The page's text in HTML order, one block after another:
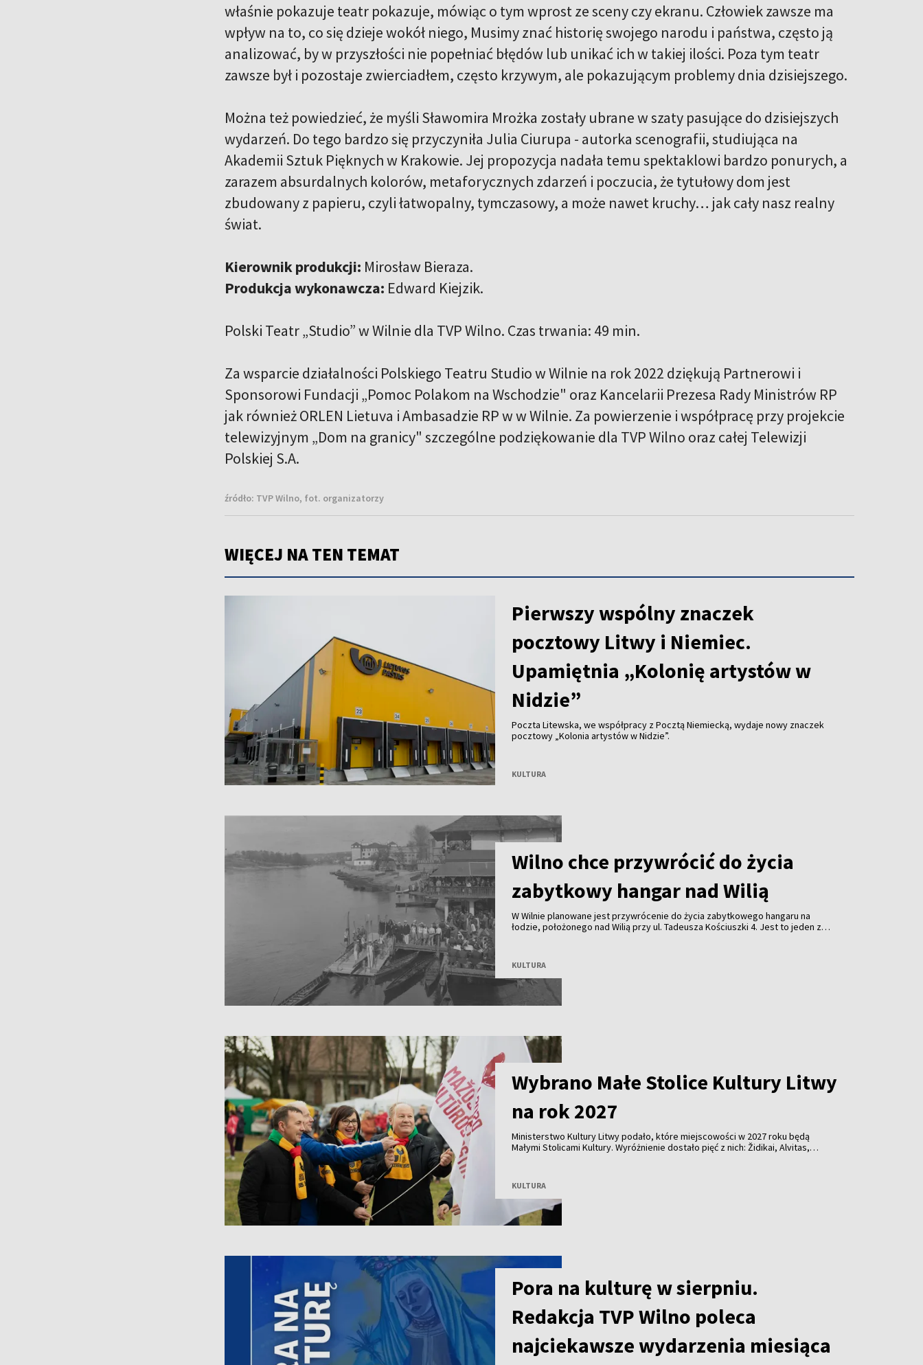
właśnie pokazuje teatr pokazuje, mówiąc o tym wprost ze sceny czy ekranu. Człowiek zawsze ma
wpływ na to, co się dzieje wokół niego, Musimy znać historię swojego narodu i państwa, często ją
analizować, by w przyszłości nie popełniać błędów lub unikać ich w takiej ilości. Poza tym teatr
zawsze był i pozostaje zwierciadłem, często krzywym, ale pokazującym problemy dnia dzisiejszego.
Można też powiedzieć, że myśli Sławomira Mrożka zostały ubrane w szaty pasujące do dzisiejszych
wydarzeń. Do tego bardzo się przyczyniła Julia Ciurupa - autorka scenografii, studiująca na
Akademii Sztuk Pięknych w Krakowie. Jej propozycja nadała temu spektaklowi bardzo ponurych, a
zarazem absurdalnych kolorów, metaforycznych zdarzeń i poczucia, że tytułowy dom jest
zbudowany z papieru, czyli łatwopalny, tymczasowy, a może nawet kruchy… jak cały nasz realny
świat.
Kierownik produkcji: Mirosław Bieraza.
Produkcja wykonawcza: Edward Kiejzik.
Polski Teatr „Studio” w Wilnie dla TVP Wilno. Czas trwania: 49 min.
Za wsparcie działalności Polskiego Teatru Studio w Wilnie na rok 2022 dziękują Partnerowi i
Sponsorowi Fundacji „Pomoc Polakom na Wschodzie" oraz Kancelarii Prezesa Rady Ministrów RP
jak również ORLEN Lietuva i Ambasadzie RP w w Wilnie. Za powierzenie i współpracę przy projekcie
telewizyjnym „Dom na granicy" szczególne podziękowanie dla TVP Wilno oraz całej Telewizji
Polskiej S.A.
źródło: TVP Wilno, fot. organizatorzy
WIĘCEJ NA TEN TEMAT
Pierwszy wspólny znaczek
pocztowy Litwy i Niemiec.
Upamiętnia „Kolonię artystów w
Nidzie”
Poczta Litewska, we współpracy z Pocztą Niemiecką, wydaje nowy znaczek
pocztowy „Kolonia artystów w Nidzie”.
KULTURA
Wilno chce przywrócić do życia
zabytkowy hangar nad Wilią
W Wilnie planowane jest przywrócenie do życia zabytkowego hangaru na
łodzie, położonego nad Wilią przy ul. Tadeusza Kościuszki 4. Jest to jeden z
KULTURA
Wybrano Małe Stolice Kultury Litwy
na rok 2027
Ministerstwo Kultury Litwy podało, które miejscowości w 2027 roku będą
Małymi Stolicami Kultury. Wyróżnienie dostało pięć z nich: Židikai, Alvitas,
KULTURA
Pora na kulturę w sierpniu.
Redakcja TVP Wilno poleca
najciekawsze wydarzenia miesiąca